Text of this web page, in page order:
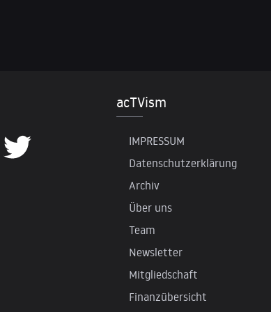
acTVism
IMPRESSUM
Datenschutzerklärung
Archiv
Über uns
Team
Newsletter
Mitgliedschaft
Finanzübersicht